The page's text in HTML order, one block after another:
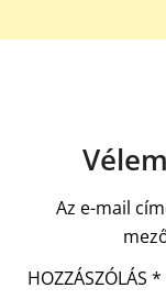
Az e-mail
HOZZÁSZÓLÁS *